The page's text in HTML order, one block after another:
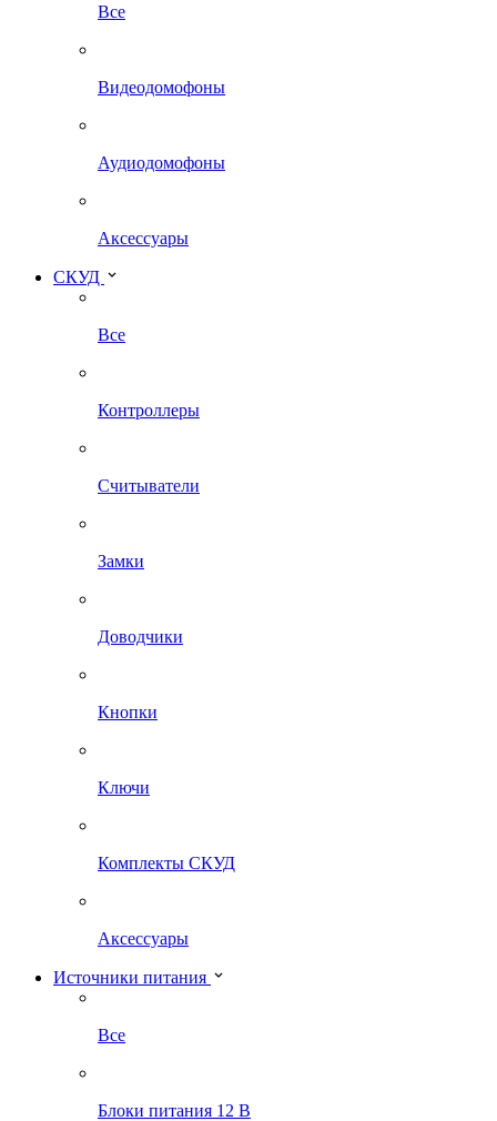
Все
Видеодомофоны
Аудиодомофоны
Аксессуары
СКУД
Все
Контроллеры
Считыватели
Замки
Доводчики
Кнопки
Ключи
Комплекты СКУД
Аксессуары
Источники питания
Все
Блоки питания 12 В